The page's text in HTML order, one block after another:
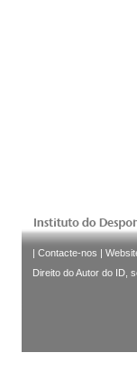
| Contacte-nos |
Direito do Autor do ID,